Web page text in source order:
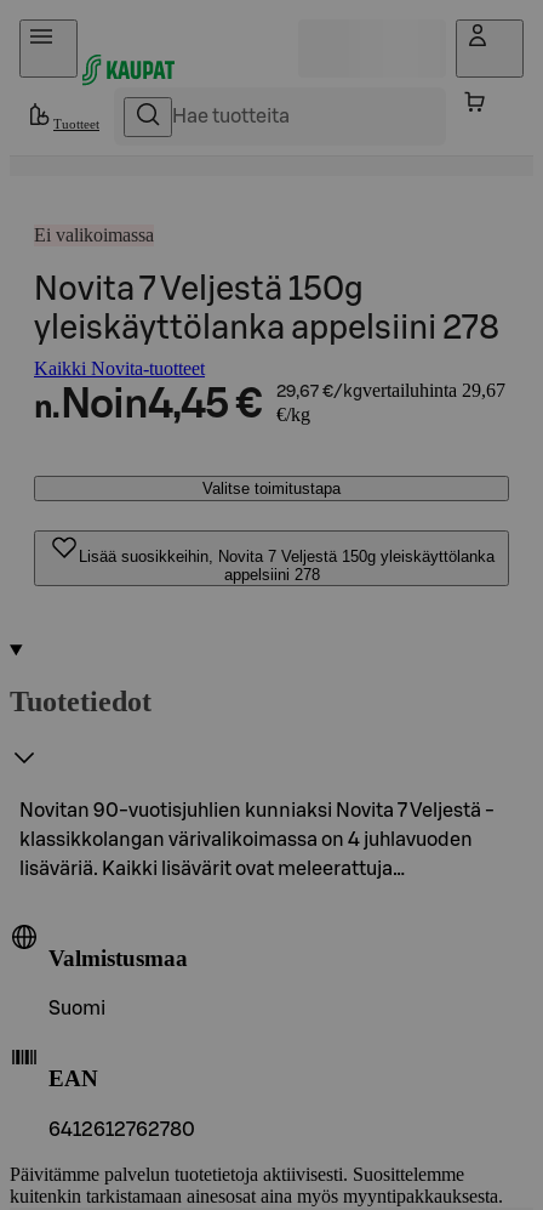
Hyppää sisältöön
Tuotteet
Ei valikoimassa
Novita 7 Veljestä 150g
yleiskäyttölanka appelsiini 278
Kaikki Novita-tuotteet
n. Noin4,45 € 29,67 €/kgvertailuhinta 29,67
€/kg
Valitse toimitustapa
Lisää suosikkeihin, Novita 7 Veljestä 150g yleiskäyttölanka
appelsiini 278
Tuotetiedot
Novitan 90-vuotisjuhlien kunniaksi Novita 7 Veljestä -
klassikkolangan värivalikoimassa on 4 juhlavuoden
lisäväriä. Kaikki lisävärit ovat meleerattuja…
Valmistusmaa
Suomi
EAN
6412612762780
Päivitämme palvelun tuotetietoja aktiivisesti. Suosittelemme
kuitenkin tarkistamaan ainesosat aina myös myyntipakkauksesta.